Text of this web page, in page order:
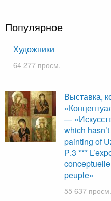
Популярное
Художники
64 277 просм.
Выставка,
—
which
painting of
Р.3 ***
conceptuelle
peuple»
55 637 просм.